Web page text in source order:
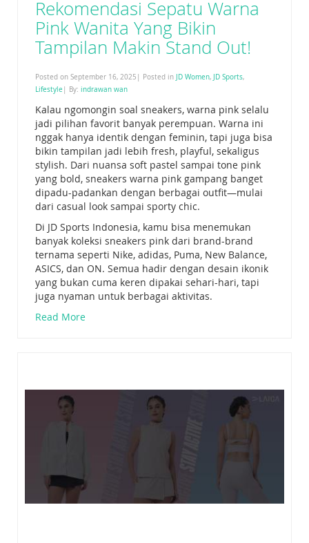
Rekomendasi Sepatu Warna
Pink Wanita Yang Bikin
Tampilan Makin Stand Out!
Posted on September 16, 2025| Posted in JD Women, JD Sports,
Lifestyle | By: indrawan wan
Kalau ngomongin soal sneakers, warna pink selalu
jadi pilihan favorit banyak perempuan. Warna ini
nggak hanya identik dengan feminin, tapi juga bisa
bikin tampilan jadi lebih fresh, playful, sekaligus
stylish. Dari nuansa soft pastel sampai tone pink
yang bold, sneakers warna pink gampang banget
dipadu-padankan dengan berbagai outfit—mulai
dari casual look sampai sporty chic.
Di JD Sports Indonesia, kamu bisa menemukan
banyak koleksi sneakers pink dari brand-brand
ternama seperti Nike, adidas, Puma, New Balance,
ASICS, dan ON. Semua hadir dengan desain ikonik
yang bukan cuma keren dipakai sehari-hari, tapi
juga nyaman untuk berbagai aktivitas.
Read More